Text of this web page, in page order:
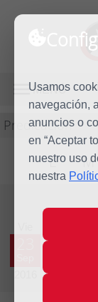
Usamos
navegación,
anuncios o
en “Aceptar
nuestro uso
nuestra
MENÚ
Predicación
L M